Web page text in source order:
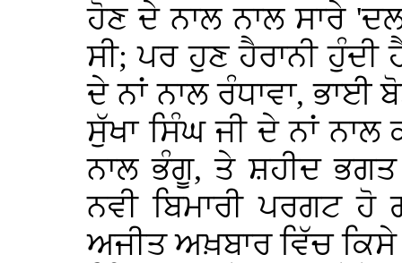
ਹੋਣ ਦੇ ਨਾਲ ਨਾਲ ਸਾਰੇ
ਸੀ; ਪਰ ਹੁਣ ਹੈਰਾਨੀ
ਦੇ ਨਾਂ ਨਾਲ ਰੰਧਾਵਾ, ਭਾਈ
ਸੁੱਖਾ ਸਿੰਘ ਜੀ ਦੇ ਨਾਂ ਨਾਲ
ਨਾਲ ਭੰਗੂ, ਤੇ ਸ਼ਹੀਦ
ਨਵੀ ਬਿਮਾਰੀ ਪਰਗਟ
ਅਜੀਤ ਅਖ਼ਬਾਰ ਵਿੱਚ